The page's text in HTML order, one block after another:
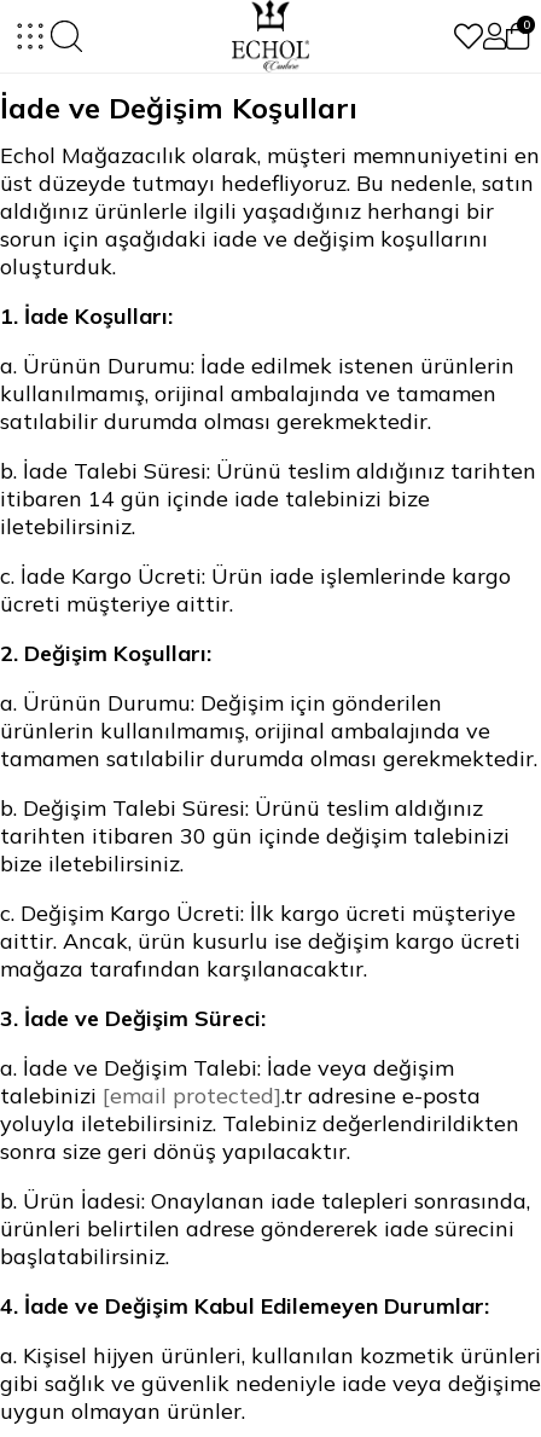
0
İade ve Değişim Koşulları
Echol Mağazacılık olarak, müşteri memnuniyetini en
üst düzeyde tutmayı hedefliyoruz. Bu nedenle, satın
aldığınız ürünlerle ilgili yaşadığınız herhangi bir
sorun için aşağıdaki iade ve değişim koşullarını
oluşturduk.
1. İade Koşulları:
a. Ürünün Durumu: İade edilmek istenen ürünlerin
kullanılmamış, orijinal ambalajında ve tamamen
satılabilir durumda olması gerekmektedir.
b. İade Talebi Süresi: Ürünü teslim aldığınız tarihten
itibaren 14 gün içinde iade talebinizi bize
iletebilirsiniz.
c. İade Kargo Ücreti: Ürün iade işlemlerinde kargo
ücreti müşteriye aittir.
2. Değişim Koşulları:
a. Ürünün Durumu: Değişim için gönderilen
ürünlerin kullanılmamış, orijinal ambalajında ve
tamamen satılabilir durumda olması gerekmektedir.
b. Değişim Talebi Süresi: Ürünü teslim aldığınız
tarihten itibaren 30 gün içinde değişim talebinizi
bize iletebilirsiniz.
c. Değişim Kargo Ücreti: İlk kargo ücreti müşteriye
aittir. Ancak, ürün kusurlu ise değişim kargo ücreti
mağaza tarafından karşılanacaktır.
3. İade ve Değişim Süreci:
a. İade ve Değişim Talebi: İade veya değişim
talebinizi [email protected].tr adresine e-posta
yoluyla iletebilirsiniz. Talebiniz değerlendirildikten
sonra size geri dönüş yapılacaktır.
b. Ürün İadesi: Onaylanan iade talepleri sonrasında,
ürünleri belirtilen adrese göndererek iade sürecini
başlatabilirsiniz.
4. İade ve Değişim Kabul Edilemeyen Durumlar:
a. Kişisel hijyen ürünleri, kullanılan kozmetik ürünleri
gibi sağlık ve güvenlik nedeniyle iade veya değişime
uygun olmayan ürünler.